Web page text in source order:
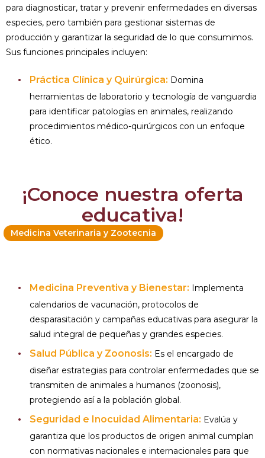
para diagnosticar, tratar y prevenir enfermedades en diversas
especies, pero también para gestionar sistemas de
producción y garantizar la seguridad de lo que consumimos.
Sus funciones principales incluyen:
Práctica Clínica y Quirúrgica: Domina
herramientas de laboratorio y tecnología de vanguardia
para identificar patologías en animales, realizando
procedimientos médico-quirúrgicos con un enfoque
ético.
¡Conoce nuestra oferta
educativa!
Medicina Veterinaria y Zootecnia
Medicina Preventiva y Bienestar: Implementa
calendarios de vacunación, protocolos de
desparasitación y campañas educativas para asegurar la
salud integral de pequeñas y grandes especies.
Salud Pública y Zoonosis: Es el encargado de
diseñar estrategias para controlar enfermedades que se
transmiten de animales a humanos (zoonosis),
protegiendo así a la población global.
Seguridad e Inocuidad Alimentaria: Evalúa y
garantiza que los productos de origen animal cumplan
con normativas nacionales e internacionales para que